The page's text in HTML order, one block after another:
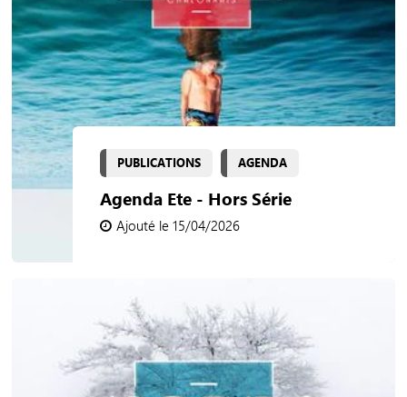
PUBLICATIONS AGENDA
Agenda Ete - Hors Série
Ajouté le 15/04/2026